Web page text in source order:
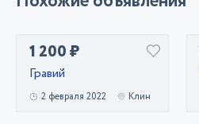
1 200 ₽
Гравий
2 февраля 2022 Клин